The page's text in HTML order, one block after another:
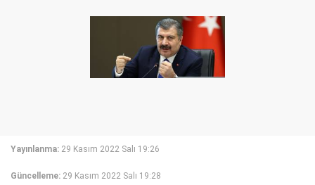
Yayınlanma: 29 Kasım 2022 Salı 19:26
Güncelleme: 29 Kasım 2022 Salı 19:28